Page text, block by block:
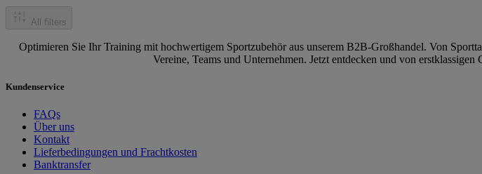
All filters
Optimieren Sie Ihr Training mit hochwertigem Sportzubehör aus unserem B2B-Großhandel. Von
Vereine, Teams und Unternehmen. Jetzt entdecken und von
Kundenservice
FAQs
Über uns
Kontakt
Lieferbedingungen und Frachtkosten
Banktransfer